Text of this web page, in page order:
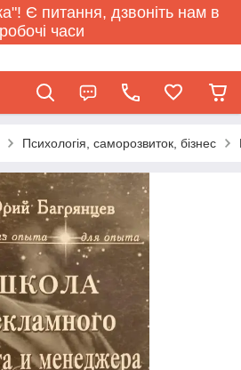
Є питання, дзвоніть нам в
робочі часи
Психологія, саморозвиток, бізнес